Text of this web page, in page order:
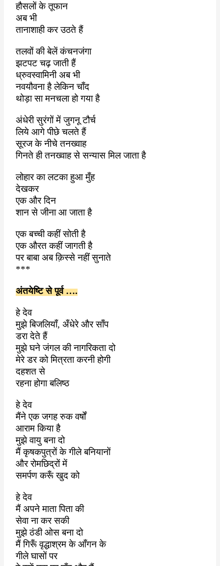
हौसलों के तूफान
अब भी
तानाशाही कर उठते हैं
तलवों की बेलें कंचनजंगा
झटपट चढ़ जाती हैं
ध्रुवस्वामिनी अब भी
नवयौवना है लेकिन चाँद
थोड़ा सा मनचला हो गया है
अंधेरी सुरंगों में जुगनू टौर्च
लिये आगे पीछे चलते हैं
सूरज के नीचे तनख्वाह
गिनते ही तनख्वाह से सन्यास मिल जाता है
लोहार का लटका हुआ मुँह
देखकर
एक और दिन
शान से जीना आ जाता है
एक बच्ची कहीं सोती है
एक औरत कहीं जागती है
पर बाबा अब क़िस्से नहीं सुनाते
***
अंतयेष्टि से पूर्व ….
हे देव
मुझे बिजलियाँ,अँधेरे और साँप
डरा देते हैं
मुझे घने जंगल की नागरिकता दो
मेरे डर को मित्रता करनी होगी
दहशत से
रहना होगा बलिष्ठ
हे देव
मैंने एक जगह रुक वर्षों
आराम किया है
मुझे वायु बना दो
मैं कृषकपुत्रों के गीले बनियानों
और रोमछिद्रों में
समर्पण करूँ खुद को
हे देव
मैं अपने माता पिता की
सेवा ना कर सकी
मुझे ठंडी ओस बना दो
मैं गिरूँ वृद्धाश्रम के आँगन के
गीले घासों पर